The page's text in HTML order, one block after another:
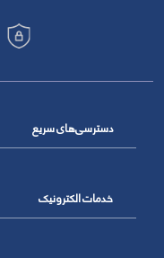
دسترسی‌های سریع
خدمات الکترونیک